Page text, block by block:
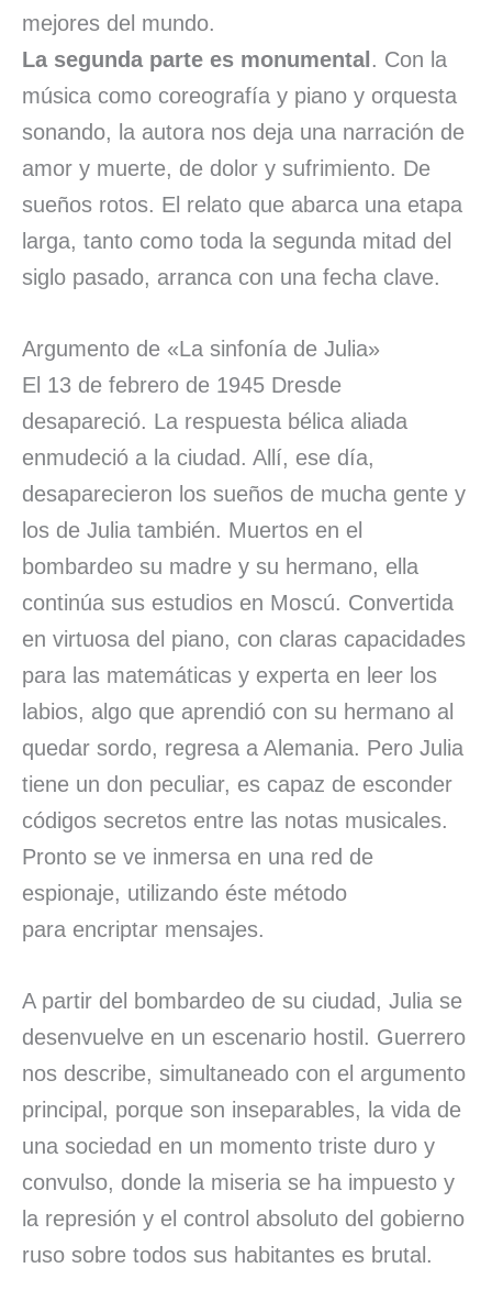
mejores del mundo.
La segunda parte es monumental. Con la
música como coreografía y piano y orquesta
sonando, la autora nos deja una narración de
amor y muerte, de dolor y sufrimiento. De
sueños rotos. El relato que abarca una etapa
larga, tanto como toda la segunda mitad del
siglo pasado, arranca con una fecha clave.
Argumento de «La sinfonía de Julia»
El 13 de febrero de 1945 Dresde
desapareció. La respuesta bélica aliada
enmudeció a la ciudad. Allí, ese día,
desaparecieron los sueños de mucha gente y
los de Julia también. Muertos en el
bombardeo su madre y su hermano, ella
continúa sus estudios en Moscú. Convertida
en virtuosa del piano, con claras capacidades
para las matemáticas y experta en leer los
labios, algo que aprendió con su hermano al
quedar sordo, regresa a Alemania. Pero Julia
tiene un don peculiar, es capaz de esconder
códigos secretos entre las notas musicales.
Pronto se ve inmersa en una red de
espionaje, utilizando éste método
para encriptar mensajes.
A partir del bombardeo de su ciudad, Julia se
desenvuelve en un escenario hostil. Guerrero
nos describe, simultaneado con el argumento
principal, porque son inseparables, la vida de
una sociedad en un momento triste duro y
convulso, donde la miseria se ha impuesto y
la represión y el control absoluto del gobierno
ruso sobre todos sus habitantes es brutal.